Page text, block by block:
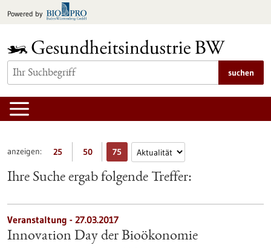
Inhalt
Powered by
suchen
anzeigen: 25 50 75
Ihre Suche ergab folgende Treffer:
Veranstaltung - 27.03.2017
Innovation Day der Bioökonomie